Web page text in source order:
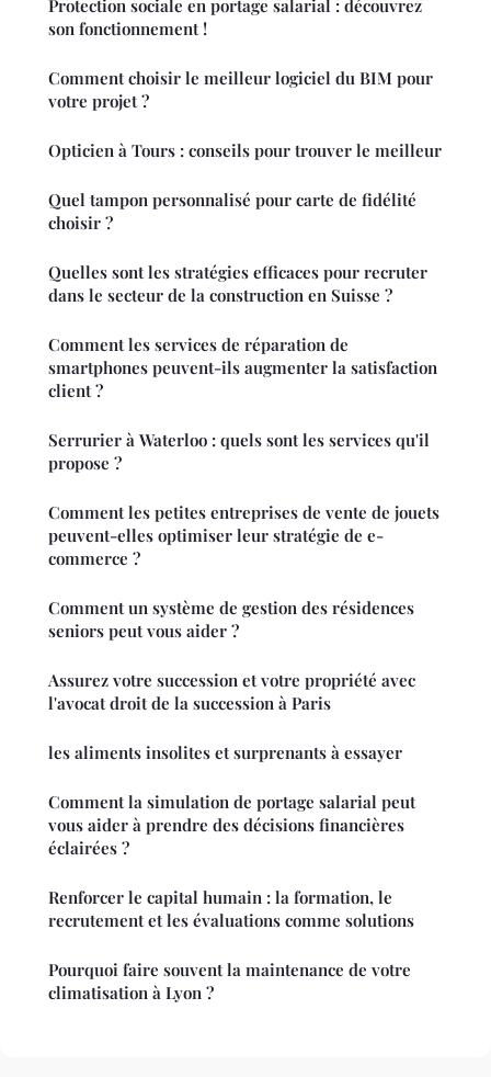
Protection sociale en portage salarial : découvrez
son fonctionnement !
Comment choisir le meilleur logiciel du BIM pour
votre projet ?
Opticien à Tours : conseils pour trouver le meilleur
Quel tampon personnalisé pour carte de fidélité
choisir ?
Quelles sont les stratégies efficaces pour recruter
dans le secteur de la construction en Suisse ?
Comment les services de réparation de
smartphones peuvent-ils augmenter la satisfaction
client ?
Serrurier à Waterloo : quels sont les services qu'il
propose ?
Comment les petites entreprises de vente de jouets
peuvent-elles optimiser leur stratégie de e-
commerce ?
Comment un système de gestion des résidences
seniors peut vous aider ?
Assurez votre succession et votre propriété avec
l'avocat droit de la succession à Paris
les aliments insolites et surprenants à essayer
Comment la simulation de portage salarial peut
vous aider à prendre des décisions financières
éclairées ?
Renforcer le capital humain : la formation, le
recrutement et les évaluations comme solutions
Pourquoi faire souvent la maintenance de votre
climatisation à Lyon ?